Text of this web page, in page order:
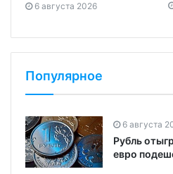
6 августа 2026
Популярное
6 августа
Рубль
евро